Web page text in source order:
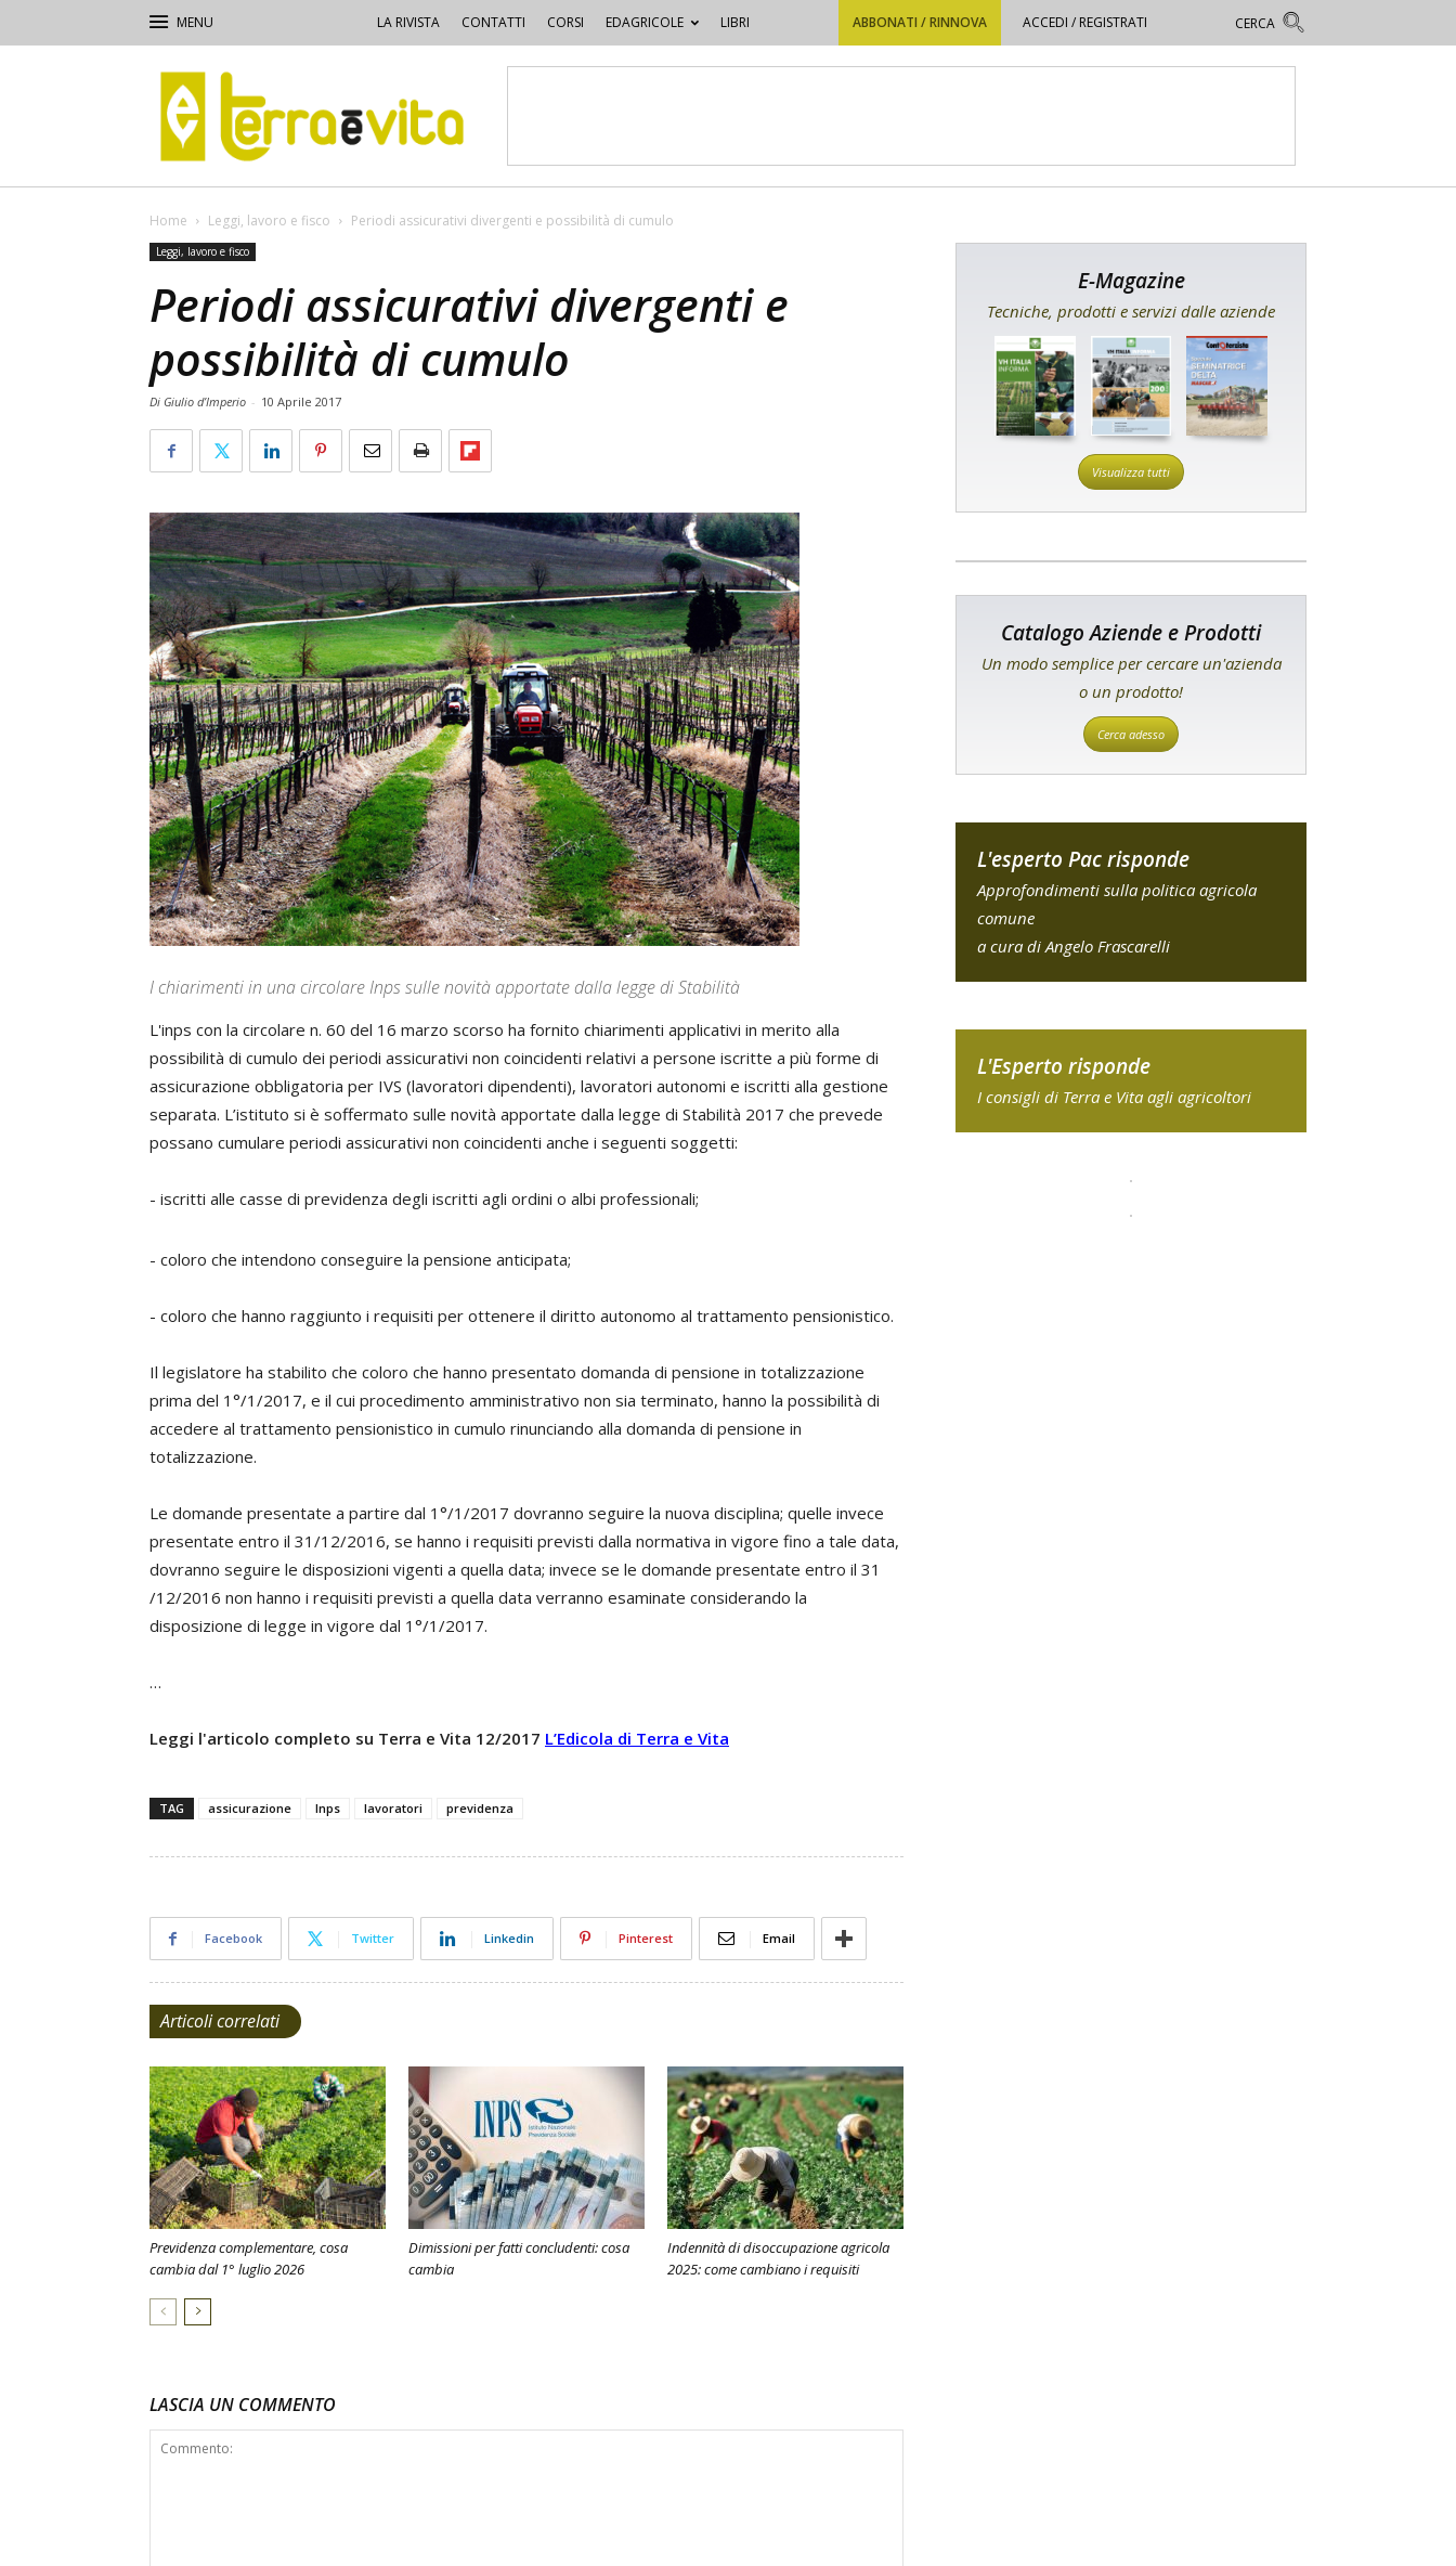
LA RIVISTA CONTATTI CORSI EDAGRICOLE LIBRI ABBONATI / RINNOVA ACCEDI / REGISTRATI
Terra
e
Vita
Home Leggi, lavoro e fisco Periodi assicurativi divergenti e possibilità di cumulo
Leggi, lavoro e fisco
Periodi assicurativi divergenti e
possibilità di cumulo
Di Giulio d’Imperio - 10 Aprile 2017
I chiarimenti in una circolare Inps sulle novità apportate dalla legge di Stabilità
L'inps con la circolare n. 60 del 16 marzo scorso ha fornito chiarimenti applicativi in merito alla
possibilità di cumulo dei periodi assicurativi non coincidenti relativi a persone iscritte a più forme di
assicurazione obbligatoria per IVS (lavoratori dipendenti), lavoratori autonomi e iscritti alla gestione
separata. L’istituto si è soffermato sulle novità apportate dalla legge di Stabilità 2017 che prevede
possano cumulare periodi assicurativi non coincidenti anche i seguenti soggetti:
- iscritti alle casse di previdenza degli iscritti agli ordini o albi professionali;
- coloro che intendono conseguire la pensione anticipata;
- coloro che hanno raggiunto i requisiti per ottenere il diritto autonomo al trattamento pensionistico.
Il legislatore ha stabilito che coloro che hanno presentato domanda di pensione in totalizzazione
prima del 1°/1/2017, e il cui procedimento amministrativo non sia terminato, hanno la possibilità di
accedere al trattamento pensionistico in cumulo rinunciando alla domanda di pensione in
totalizzazione.
Le domande presentate a partire dal 1°/1/2017 dovranno seguire la nuova disciplina; quelle invece
presentate entro il 31/12/2016, se hanno i requisiti previsti dalla normativa in vigore fino a tale data,
dovranno seguire le disposizioni vigenti a quella data; invece se le domande presentate entro il 31
/12/2016 non hanno i requisiti previsti a quella data verranno esaminate considerando la
disposizione di legge in vigore dal 1°/1/2017.
…
Leggi l'articolo completo su Terra e Vita 12/2017 L’Edicola di Terra e Vita
TAG assicurazione Inps lavoratori previdenza
Facebook Twitter Linkedin Pinterest Email
Articoli correlati
Previdenza complementare, cosa
cambia dal 1° luglio 2026
Dimissioni per fatti concludenti: cosa
cambia
Indennità di disoccupazione agricola
2025: come cambiano i requisiti
LASCIA UN COMMENTO
E-Magazine
Tecniche, prodotti e servizi dalle aziende
Visualizza tutti
Catalogo Aziende e Prodotti
Un modo semplice per cercare un'azienda
o un prodotto!
Cerca adesso
L'esperto Pac risponde
Approfondimenti sulla politica agricola
comune
a cura di Angelo Frascarelli
L'Esperto risponde
I consigli di Terra e Vita agli agricoltori